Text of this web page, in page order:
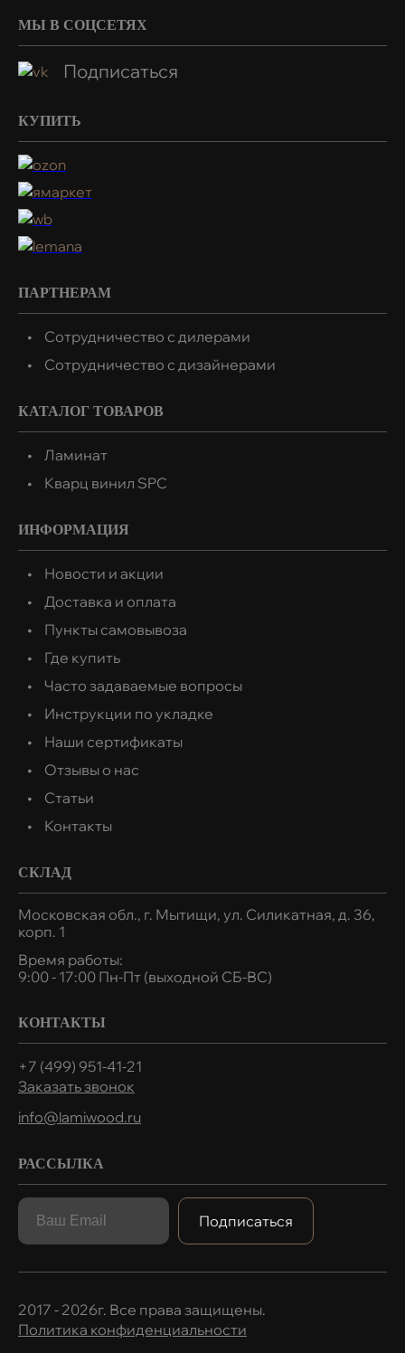
МЫ В СОЦСЕТЯХ
Подписаться
КУПИТЬ
ПАРТНЕРАМ
Сотрудничество с дилерами
Сотрудничество с дизайнерами
КАТАЛОГ ТОВАРОВ
Ламинат
Кварц винил SPC
ИНФОРМАЦИЯ
Новости и акции
Доставка и оплата
Пункты самовывоза
Где купить
Часто задаваемые вопросы
Инструкции по укладке
Наши сертификаты
Отзывы о нас
Статьи
Контакты
СКЛАД
Московская обл., г. Мытищи, ул. Силикатная, д. 36,
корп. 1
Время работы:
9:00 - 17:00 Пн-Пт (выходной СБ-ВС)
КОНТАКТЫ
+7 (499) 951-41-21
Заказать звонок
info@lamiwood.ru
РАССЫЛКА
Подписаться
2017 - 2026г. Все права защищены.
Политика конфиденциальности